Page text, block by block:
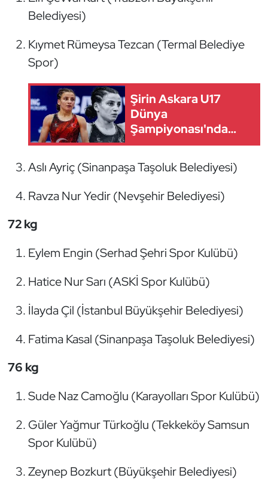
Belediyesi)
Kıymet Rümeysa Tezcan (Termal Belediye
Spor)
Şirin Askara U17
Dünya
Şampiyonası'nda
Kürsüye Çıktı
Aslı Ayriç (Sinanpaşa Taşoluk Belediyesi)
Ravza Nur Yedir (Nevşehir Belediyesi)
72 kg
Eylem Engin (Serhad Şehri Spor Kulübü)
Hatice Nur Sarı (ASKİ Spor Kulübü)
İlayda Çil (İstanbul Büyükşehir Belediyesi)
Fatima Kasal (Sinanpaşa Taşoluk Belediyesi)
76 kg
Sude Naz Camoğlu (Karayolları Spor Kulübü)
Güler Yağmur Türkoğlu (Tekkeköy Samsun
Spor Kulübü)
Zeynep Bozkurt (Büyükşehir Belediyesi)